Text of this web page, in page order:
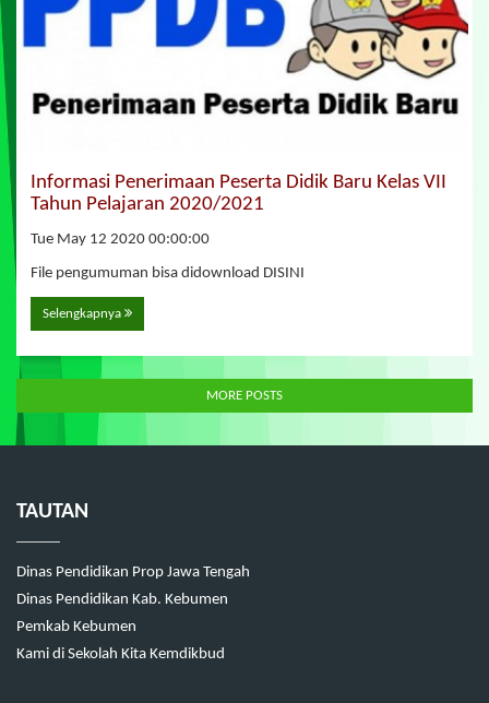
Informasi Penerimaan Peserta Didik Baru Kelas VII
Tahun Pelajaran 2020/2021
Tue May 12 2020 00:00:00
File pengumuman bisa didownload DISINI
Selengkapnya
MORE POSTS
TAUTAN
Dinas Pendidikan Prop Jawa Tengah
Dinas Pendidikan Kab. Kebumen
Pemkab Kebumen
Kami di Sekolah Kita Kemdikbud